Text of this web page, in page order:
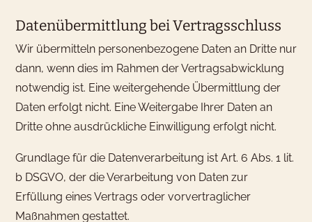
Datenübermittlung bei Vertragsschluss
Wir übermitteln personenbezogene Daten an Dritte nur
dann, wenn dies im Rahmen der Vertragsabwicklung
notwendig ist. Eine weitergehende Übermittlung der
Daten erfolgt nicht. Eine Weitergabe Ihrer Daten an
Dritte ohne ausdrückliche Einwilligung erfolgt nicht.
Grundlage für die Datenverarbeitung ist Art. 6 Abs. 1 lit.
b DSGVO, der die Verarbeitung von Daten zur
Erfüllung eines Vertrags oder vorvertraglicher
Maßnahmen gestattet.